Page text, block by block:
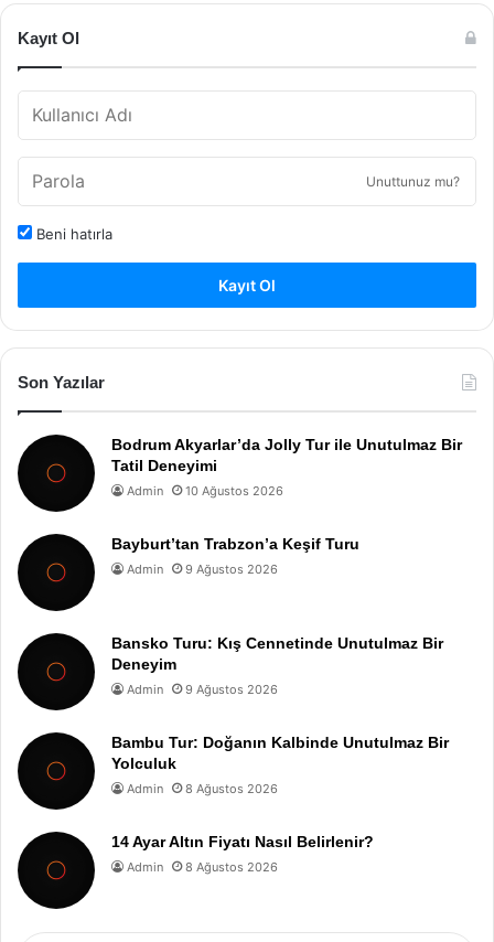
Kayıt Ol
Unuttunuz mu?
Beni hatırla
Kayıt Ol
Son Yazılar
Bodrum Akyarlar’da Jolly Tur ile Unutulmaz Bir
Tatil Deneyimi
Admin 10 Ağustos 2026
Bayburt’tan Trabzon’a Keşif Turu
Admin 9 Ağustos 2026
Bansko Turu: Kış Cennetinde Unutulmaz Bir
Deneyim
Admin 9 Ağustos 2026
Bambu Tur: Doğanın Kalbinde Unutulmaz Bir
Yolculuk
Admin 8 Ağustos 2026
14 Ayar Altın Fiyatı Nasıl Belirlenir?
Admin 8 Ağustos 2026